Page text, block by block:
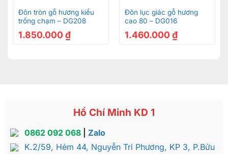
Đôn tròn gỗ hương kiểu
trống chạm – DG208
1.850.000 ₫
Đôn lục giác gỗ hương
cao 80 – DG016
1.460.000 ₫
Hồ Chí Minh KD 1
0862 092 068| Zalo
K.2/59, Hẻm 44, Nguyễn Tri Phương, KP 3, P.Bửu